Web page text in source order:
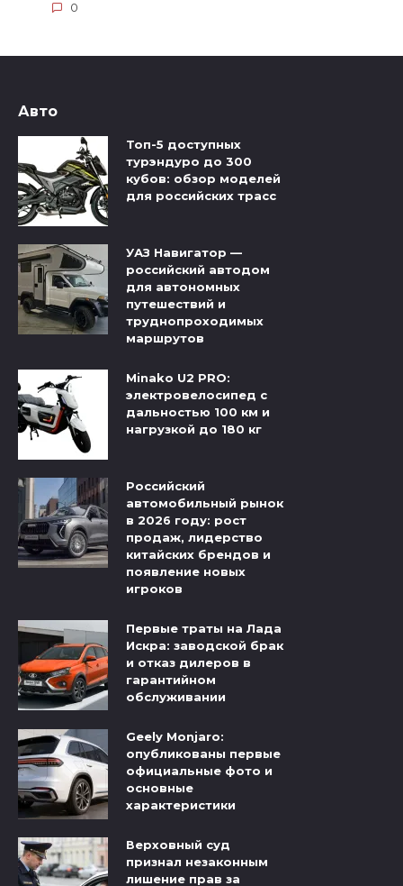
0
Авто
Топ-5 доступных
турэндуро до 300
кубов: обзор моделей
для российских трасс
УАЗ Навигатор —
российский автодом
для автономных
путешествий и
труднопроходимых
маршрутов
Minako U2 PRO:
электровелосипед с
дальностью 100 км и
нагрузкой до 180 кг
Российский
автомобильный рынок
в 2026 году: рост
продаж, лидерство
китайских брендов и
появление новых
игроков
Первые траты на Лада
Искра: заводской брак
и отказ дилеров в
гарантийном
обслуживании
Geely Monjaro:
опубликованы первые
официальные фото и
основные
характеристики
Верховный суд
признал незаконным
лишение прав за